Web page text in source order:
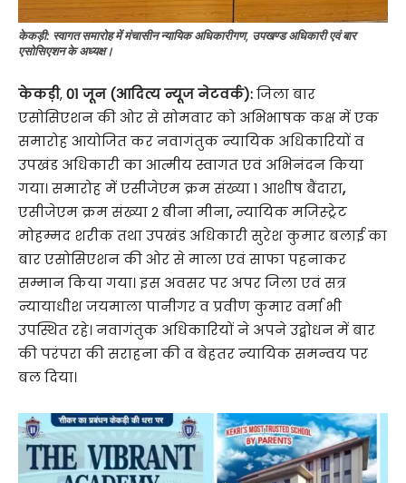
केकड़ी: स्वागत समारोह में मंचासीन न्यायिक अधिकारीगण, उपखण्ड अधिकारी एवं बार
एसोसिएशन के अध्यक्ष।
केकड़ी,01 जून (आदित्य न्यूज नेटवर्क):जिला बार
एसोसिएशन की ओर से सोमवार को अभिभाषक कक्ष में एक
समारोह आयोजित कर नवागंतुक न्यायिक अधिकारियों व
उपखंड अधिकारी का आत्मीय स्वागत एवं अभिनंदन किया
गया। समारोह में एसीजेएम क्रम संख्या 1 आशीष बैंदारा,
एसीजेएम क्रम संख्या 2 बीना मीना,न्यायिक मजिस्ट्रेट
मोहम्मद शरीक तथा उपखंड अधिकारी सुरेश कुमार बलाई का
बार एसोसिएशन की ओर से माला एवं साफा पहनाकर
सम्मान किया गया। इस अवसर पर अपर जिला एवं सत्र
न्यायाधीश जयमाला पानीगर व प्रवीण कुमार वर्मा भी
उपस्थित रहे। नवागंतुक अधिकारियों ने अपने उद्बोधन में बार
की परंपरा की सराहना की व बेहतर न्यायिक समन्वय पर
बल दिया।